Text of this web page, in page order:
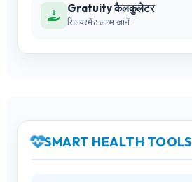
Gratuity कैलकुलेटर
रिटायरमेंट लाभ जानें
SMART HEALTH TOOLS